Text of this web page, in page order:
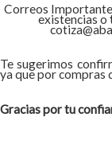
Correos
existencias o
Te sugerimos
ya que por compras
Gracias por tu